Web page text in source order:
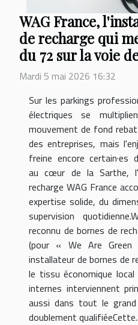
WAG France,
de recharge qui
du 72 sur la voie
Mardi 5 mai 2026 16:32
Sur les parkings
électriques se
mouvement de fond
des entreprises, mais
freine encore certain·es
au cœur de la Sarthe,
recharge WAG France
expertise solide, du
supervision
reconnu de bornes de
(pour « We Are
installateur de bornes de
le tissu économique
internes interviennent
aussi dans tout le grand
doublement